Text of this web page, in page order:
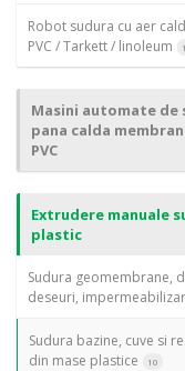
Robot sudura cu aer
PVC / Tarkett / linoleum
1
Masini automate de
pana calda
PVC
Extrudere manuale
plastic
Sudura geomembrane,
deseuri,
Sudura bazine, cuve si
din mase plastice
10